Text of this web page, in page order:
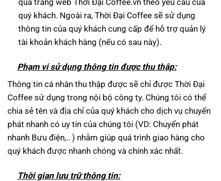
qua trang web Thời Đại Coffee.vn theo yêu cầu của
quý khách. Ngoài ra, Thời Đại Coffee sẽ sử dụng
thông tin của quý khách cung cấp để hỗ trợ quản lý
tài khoản khách hàng (nếu có sau này).
Phạm vi sử dụng thông tin được thu thập:
Thông tin cá nhân thu thập được sẽ chỉ được Thời Đại
Coffee sử dụng trong nội bộ công ty. Chúng tôi có thể
chia sẻ tên và địa chỉ của quý khách cho dịch vụ chuyển
phát nhanh có uy tín của chúng tôi (VD: Chuyển phát
nhanh Bưu điện,.. ) nhằm giúp quá trình giao hàng cho
quý khách được nhanh chóng và chính xác nhất.
Thời gian lưu trữ thông tin: